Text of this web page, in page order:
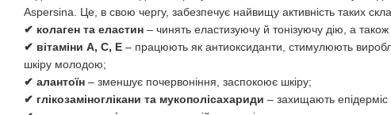
Aspersina. Це, в свою чергу, забезпечує найвищу активність таких
✔ колаген та еластин – чинять еластизуючу й тонізуючу дію, а
✔ вітаміни А, С, Е – працюють як антиоксиданти, стимулюють
шкіру молодою;
✔ алантоїн – зменшує почервоніння, заспокоює шкіру;
✔ глікозаміноглікани та мукополісахариди – захищають епідерміс